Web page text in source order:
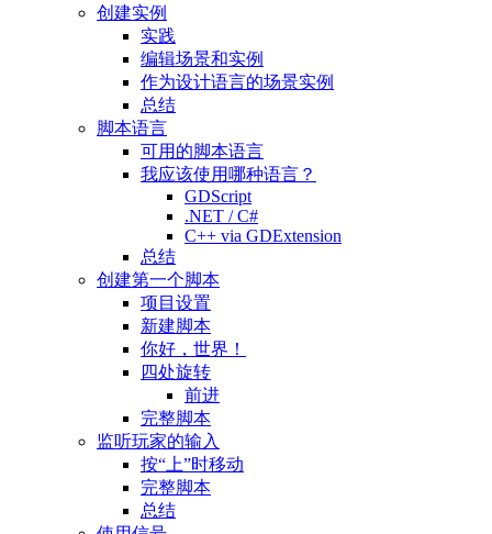
创建实例
实践
编辑场景和实例
作为设计语言的场景实例
总结
脚本语言
可用的脚本语言
我应该使用哪种语言？
GDScript
.NET / C#
C++ via GDExtension
总结
创建第一个脚本
项目设置
新建脚本
你好，世界！
四处旋转
前进
完整脚本
监听玩家的输入
按“上”时移动
完整脚本
总结